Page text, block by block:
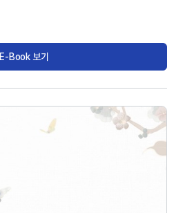
E-Book 보기